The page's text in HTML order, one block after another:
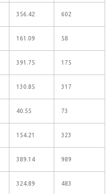
356.42 602
161.09 58
391.75 175
130.85 317
40.55 73
154.21 323
389.14 989
324.89 483